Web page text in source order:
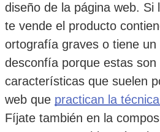
diseño de la página web. Si
te vende el producto
ortografía graves o tiene un
desconfía porque estas son
características que suelen
web que practican la
Fíjate también en la